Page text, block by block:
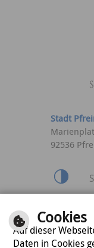
Stadt
92536
Cookies
Auf dieser
Daten in Cookies